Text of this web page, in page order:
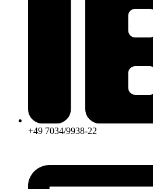
+49 7034/9938-22